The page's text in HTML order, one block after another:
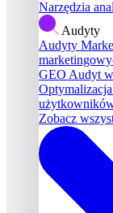
Narzędzia
Audyty
Audyty
GEO Audyt
Zobacz